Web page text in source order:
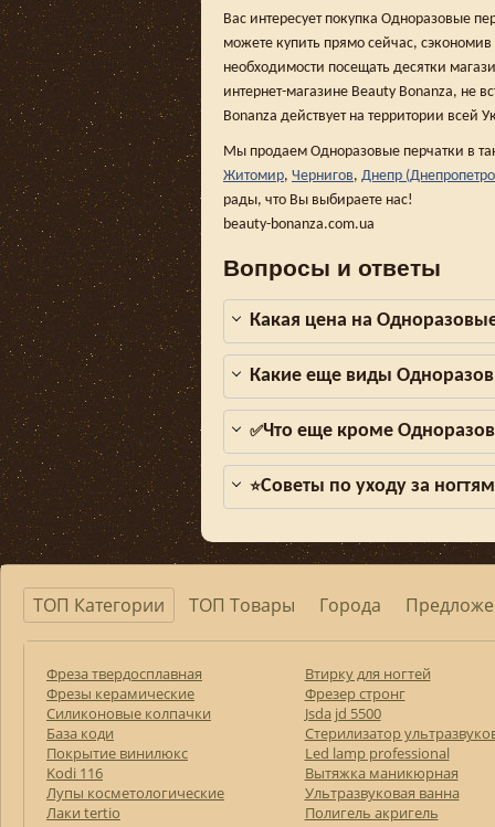
Вас интересует покупка Одноразовые
можете купить прямо сейчас,
необходимости посещать десятки
интернет-магазине Beauty Bonanza, не
Bonanza действует на территории всей
Мы продаем Одноразовые перчатки в
Житомир, Чернигов, Днепр
рады, что Вы выбираете нас!
beauty-bonanza.com.ua
Вопросы и ответы
Какая цена на
Какие еще виды
✅Что еще кроме
⭐Советы по уходу за
ТОП Категории ТОП Товары Города
Фреза твердосплавная
Фрезы керамические
Силиконовые колпачки
База коди
Покрытие винилюкс
Kodi 116
Лупы косметологические
Лаки tertio
Втирку для ногтей
Фрезер стронг
Jsda jd 5500
Стерилизатор
Led lamp professional
Вытяжка маникюрная
Ультразвуковая ванна
Полигель акригель